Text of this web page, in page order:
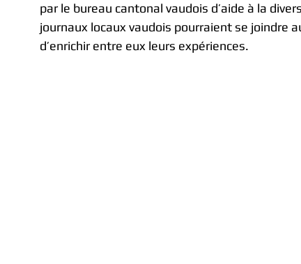
par le bureau cantonal vaudois d’aide à la
journaux locaux vaudois pourraient se
d’enrichir entre eux leurs expériences.